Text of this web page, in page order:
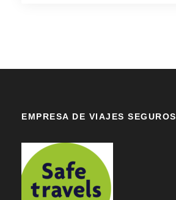
EMPRESA DE VIAJES SEGUROS